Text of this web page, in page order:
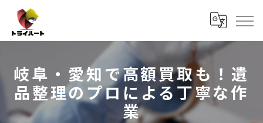
岐阜・愛知で高額買取も！遺
品整理のプロによる丁寧な作
業